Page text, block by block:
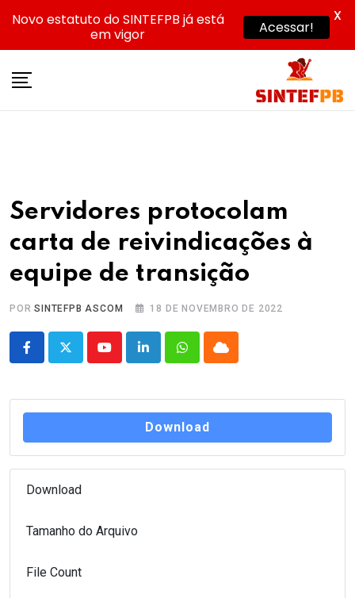
Servidores protocolam
carta de reivindicações à
equipe de transição
PORSINTEFPB ASCOM 18 DE NOVEMBRO DE 2022
YoutubeLinkedInWhatsappCloud
Download
Download
Tamanho do Arquivo
File Count
Novo estatuto do SINTEFPB já está
em vigor
Acessar!
X